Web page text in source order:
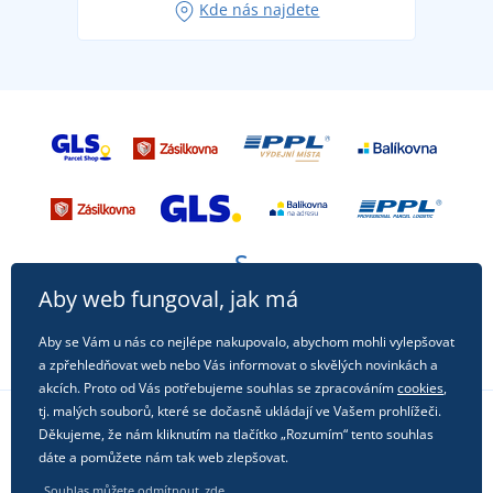
Kde nás najdete
Sledujte nás na sociálních sítích
Aby web fungoval, jak má
Aby se Vám u nás co nejlépe nakupovalo, abychom mohli vylepšovat
a zpřehledňovat web nebo Vás informovat o skvělých novinkách a
akcích. Proto od Vás potřebujeme souhlas se zpracovánímcookies,
tj. malých souborů, které se dočasně ukládají ve Vašem prohlížeči.
Děkujeme, že nám kliknutím na tlačítko „Rozumím“ tento souhlas
dáte a pomůžete nám tak web zlepšovat.